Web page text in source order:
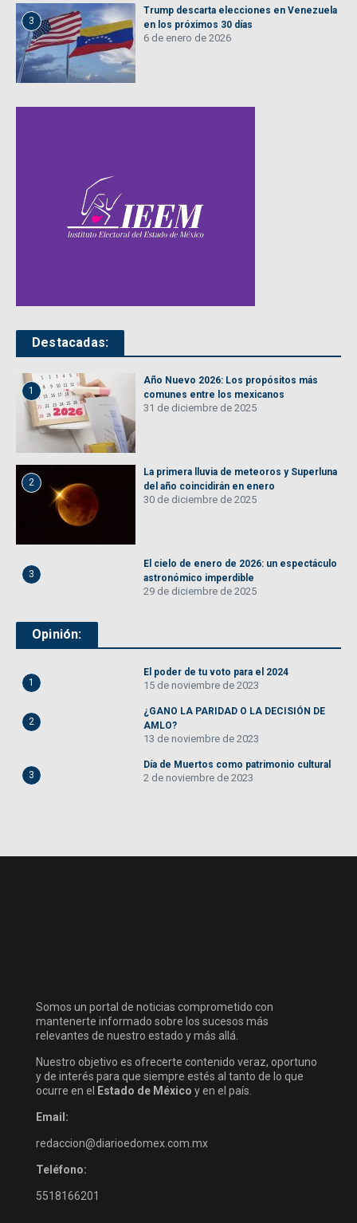
3
Trump descarta elecciones en Venezuela
en los próximos 30 días
6 de enero de 2026
Destacadas:
1
Año Nuevo 2026: Los propósitos más
comunes entre los mexicanos
31 de diciembre de 2025
2
La primera lluvia de meteoros y Superluna
del año coincidirán en enero
30 de diciembre de 2025
3
El cielo de enero de 2026: un espectáculo
astronómico imperdible
29 de diciembre de 2025
Opinión:
1
El poder de tu voto para el 2024
15 de noviembre de 2023
2
¿GANO LA PARIDAD O LA DECISIÓN DE
AMLO?
13 de noviembre de 2023
3
Día de Muertos como patrimonio cultural
2 de noviembre de 2023
Somos un portal de noticias comprometido con
mantenerte informado sobre los sucesos más
relevantes de nuestro estado y más allá.
Nuestro objetivo es ofrecerte contenido veraz, oportuno
y de interés para que siempre estés al tanto de lo que
ocurre en el
Estado de México y en el país.
Email:
redaccion@diarioedomex.com.mx
Teléfono:
5518166201